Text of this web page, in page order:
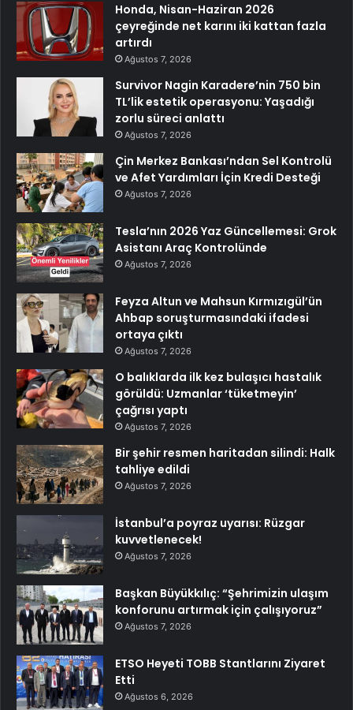
Honda, Nisan-Haziran 2026
çeyreğinde net karını iki kattan fazla
artırdı
Ağustos 7, 2026
Survivor Nagin Karadere’nin 750 bin
TL’lik estetik operasyonu: Yaşadığı
zorlu süreci anlattı
Ağustos 7, 2026
Çin Merkez Bankası’ndan Sel Kontrolü
ve Afet Yardımları İçin Kredi Desteği
Ağustos 7, 2026
Tesla’nın 2026 Yaz Güncellemesi: Grok
Asistanı Araç Kontrolünde
Ağustos 7, 2026
Feyza Altun ve Mahsun Kırmızıgül’ün
Ahbap soruşturmasındaki ifadesi
ortaya çıktı
Ağustos 7, 2026
O balıklarda ilk kez bulaşıcı hastalık
görüldü: Uzmanlar ‘tüketmeyin’
çağrısı yaptı
Ağustos 7, 2026
Bir şehir resmen haritadan silindi: Halk
tahliye edildi
Ağustos 7, 2026
İstanbul’a poyraz uyarısı: Rüzgar
kuvvetlenecek!
Ağustos 7, 2026
Başkan Büyükkılıç: “Şehrimizin ulaşım
konforunu artırmak için çalışıyoruz”
Ağustos 7, 2026
ETSO Heyeti TOBB Stantlarını Ziyaret
Etti
Ağustos 6, 2026